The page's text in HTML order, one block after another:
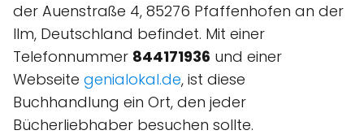
der Auenstraße 4, 85276 Pfaffenhofen an der
Ilm, Deutschland befindet. Mit einer
Telefonnummer 844171936 und einer
Webseite genialokal.de, ist diese
Buchhandlung ein Ort, den jeder
Bücherliebhaber besuchen sollte.